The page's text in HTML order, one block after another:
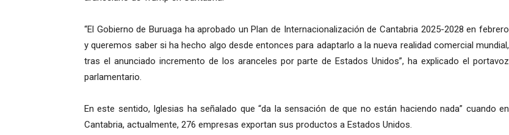
“El Gobierno de Buruaga ha aprobado un Plan de Internacionalización de Cantabria 2025-2028 en febrero
y queremos saber si ha hecho algo desde entonces para adaptarlo a la nueva realidad comercial mundial,
tras el anunciado incremento de los aranceles por parte de Estados Unidos”, ha explicado el portavoz
parlamentario.
En este sentido, Iglesias ha señalado que “da la sensación de que no están haciendo nada” cuando en
Cantabria, actualmente, 276 empresas exportan sus productos a Estados Unidos.